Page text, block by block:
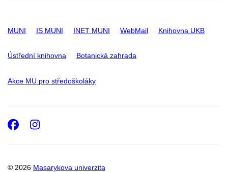
MUNI IS MUNI INET MUNI WebMail Knihovna UKB
Ústřední knihovna Botanická zahrada
Akce MU pro středoškoláky
© 2026 Masarykova univerzita
Facebook
Instagram